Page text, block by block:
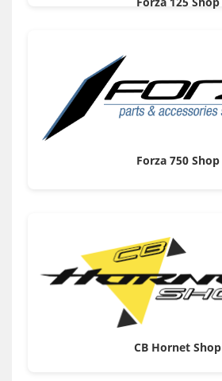
Forza 750 Shop
CB Hornet Shop